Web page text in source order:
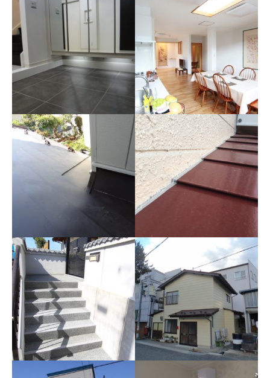
ルを撤去した後、人造大理石
の框とブラックのタイルに変
更しました。
全面の断熱化工事
フルリノベーション
雨漏り診断02
屋根板金を張替え 雨漏り診断
雨漏り診断は雨が降った日で
ないとだめです。